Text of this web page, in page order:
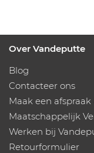
Over Vandeputte
Blog
Contacteer ons
Maak een afspraak
Maatschappelijk
Werken bij
Retourformulier